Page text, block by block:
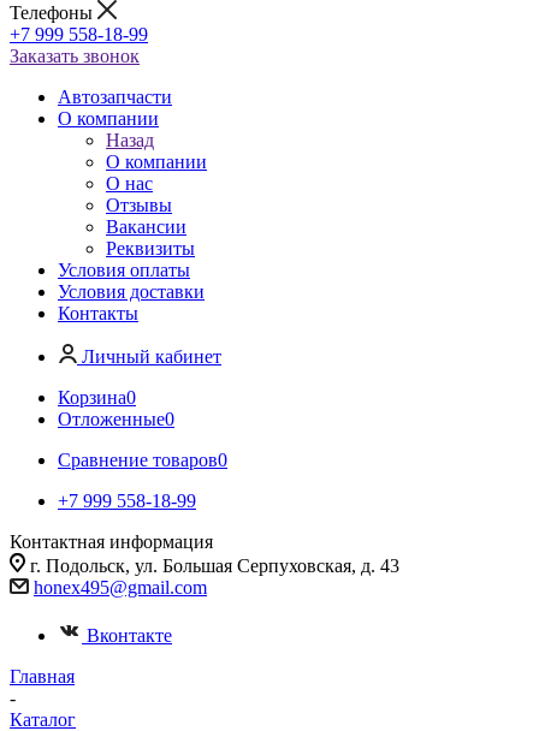
Телефоны
+7 999 558-18-99
Заказать звонок
Автозапчасти
О компании
Назад
О компании
О нас
Отзывы
Вакансии
Реквизиты
Условия оплаты
Условия доставки
Контакты
Личный кабинет
Корзина0
Отложенные0
Сравнение товаров0
+7 999 558-18-99
Контактная информация
г. Подольск, ул. Большая Серпуховская, д. 43
honex495@gmail.com
Вконтакте
Главная
-
Каталог